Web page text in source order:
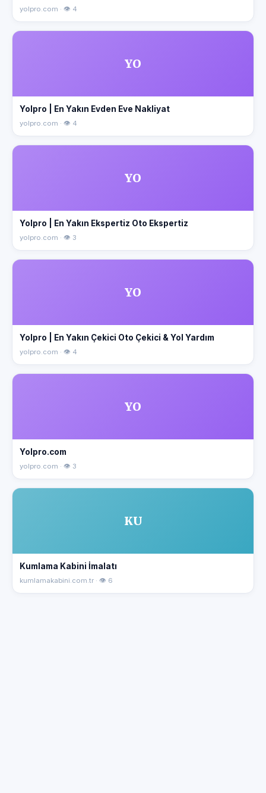
yolpro.com · 👁 4
YO
Yolpro | En Yakın Evden Eve Nakliyat
yolpro.com · 👁 4
YO
Yolpro | En Yakın Ekspertiz Oto Ekspertiz
yolpro.com · 👁 3
YO
Yolpro | En Yakın Çekici Oto Çekici & Yol Yardım
yolpro.com · 👁 4
YO
Yolpro.com
yolpro.com · 👁 3
KU
Kumlama Kabini İmalatı
kumlamakabini.com.tr · 👁 6